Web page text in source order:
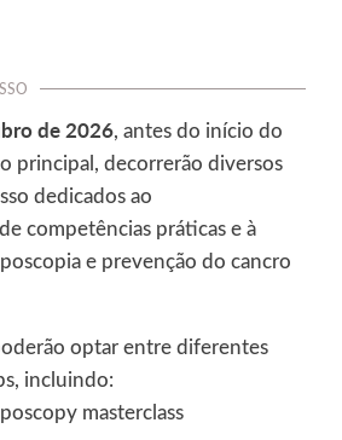
de 2026, antes do início do
principal, decorrerão diversos
dedicados ao
competências práticas e à
e prevenção do cancro
optar entre diferentes
incluindo:
masterclass